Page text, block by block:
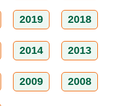
2019 2018
2014 2013
2009 2008